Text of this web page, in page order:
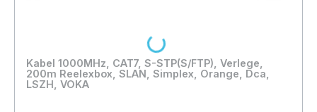
Kabel 1000MHz, CAT7, S-STP(S/FTP), Verlege,
200m Reelexbox, SLAN, Simplex, Orange, Dca,
LSZH, VOKA
Loading...